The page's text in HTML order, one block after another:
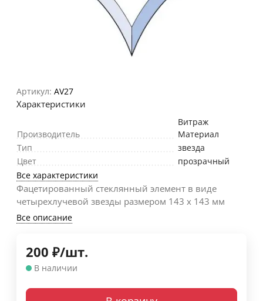
Артикул: AV27
Характеристики
Производитель
Витраж
Материал
Тип
звезда
Цвет
прозрачный
Все характеристики
Фацетированный стеклянный элемент в виде
четырехлучевой звезды размером 143 х 143 мм
Все описание
200 ₽/шт.
В наличии